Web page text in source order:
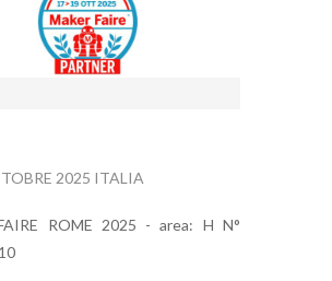
2025 ITALIA
ROME 2025 - area: H N°